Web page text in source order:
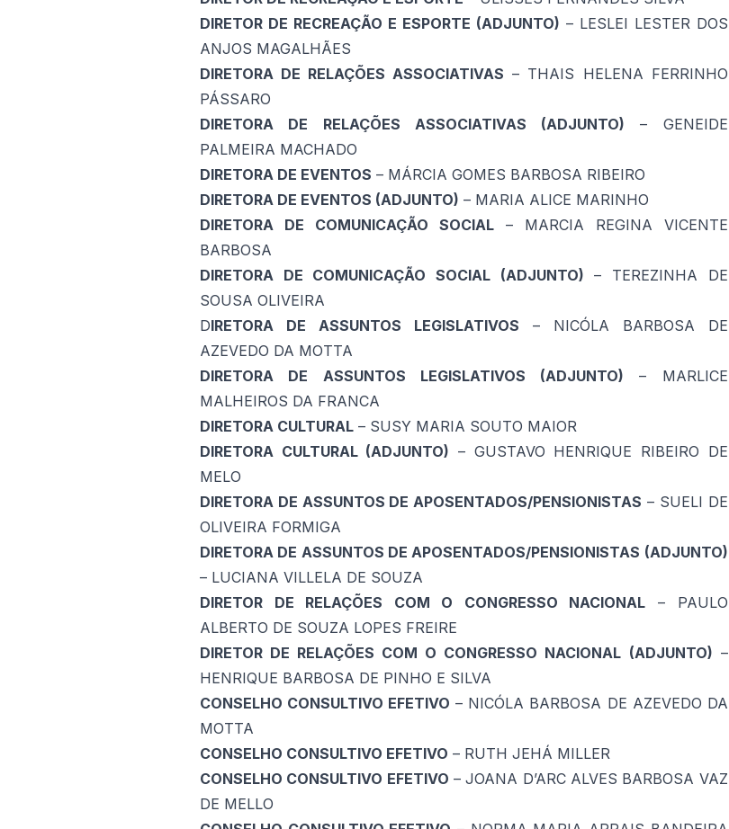
DIRETOR DE RECREAÇÃO E ESPORTE (ADJUNTO) – LESLEI LESTER DOS
ANJOS MAGALHÃES
DIRETORA DE RELAÇÕES ASSOCIATIVAS – THAIS HELENA FERRINHO
PÁSSARO
DIRETORA DE RELAÇÕES ASSOCIATIVAS (ADJUNTO) – GENEIDE
PALMEIRA MACHADO
DIRETORA DE EVENTOS – MÁRCIA GOMES BARBOSA RIBEIRO
DIRETORA DE EVENTOS (ADJUNTO) – MARIA ALICE MARINHO
DIRETORA DE COMUNICAÇÃO SOCIAL– MARCIA REGINA VICENTE
BARBOSA
DIRETORA DE COMUNICAÇÃO SOCIAL (ADJUNTO) – TEREZINHA DE
SOUSA OLIVEIRA
DIRETORA DE ASSUNTOS LEGISLATIVOS – NICÓLA BARBOSA DE
AZEVEDO DA MOTTA
DIRETORA DE ASSUNTOS LEGISLATIVOS (ADJUNTO) – MARLICE
MALHEIROS DA FRANCA
DIRETORA CULTURAL – SUSY MARIA SOUTO MAIOR
DIRETORA CULTURAL (ADJUNTO) – GUSTAVO HENRIQUE RIBEIRO DE
MELO
DIRETORA DE ASSUNTOS DE APOSENTADOS/PENSIONISTAS – SUELI DE
OLIVEIRA FORMIGA
DIRETORA DE ASSUNTOS DE APOSENTADOS/PENSIONISTAS (ADJUNTO)
– LUCIANA VILLELA DE SOUZA
DIRETOR DE RELAÇÕES COM O CONGRESSO NACIONAL – PAULO
ALBERTO DE SOUZA LOPES FREIRE
DIRETOR DE RELAÇÕES COM O CONGRESSO NACIONAL (ADJUNTO) –
HENRIQUE BARBOSA DE PINHO E SILVA
CONSELHO CONSULTIVO EFETIVO – NICÓLA BARBOSA DE AZEVEDO DA
MOTTA
CONSELHO CONSULTIVO EFETIVO – RUTH JEHÁ MILLER
CONSELHO CONSULTIVO EFETIVO – JOANA D’ARC ALVES BARBOSA VAZ
DE MELLO